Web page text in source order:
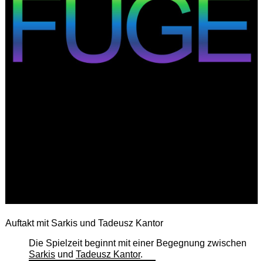
Auftakt mit Sarkis und Tadeusz Kantor
Die Spielzeit beginnt mit einer Begegnung zwischen
Sarkisund Tadeusz Kantor.